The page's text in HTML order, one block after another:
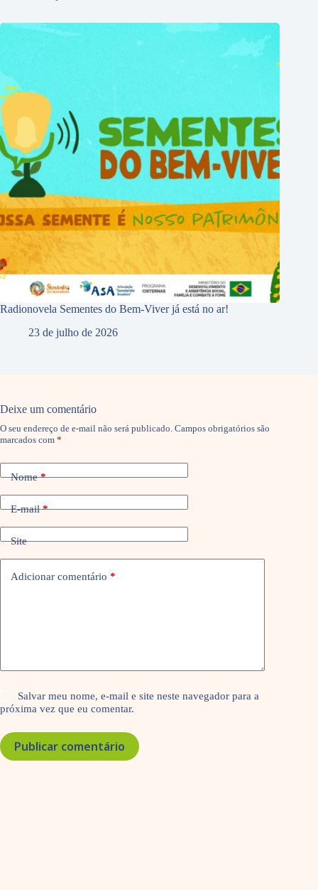
Radionovela Sementes do Bem-Viver já está no ar!
23 de julho de 2026
Deixe um comentário
O seu endereço de e-mail não será publicado. Campos obrigatórios são
marcados com *
Nome*
E-mail*
Site
Adicionar comentário *
Salvar meu nome, e-mail e site neste navegador para a
próxima vez que eu comentar.
Publicar comentário